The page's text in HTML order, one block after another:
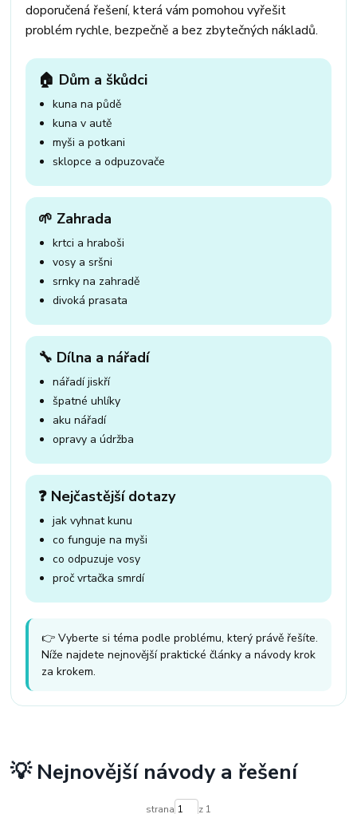
doporučená řešení, která vám pomohou vyřešit
problém rychle, bezpečně a bez zbytečných nákladů.
🏠 Dům a škůdci
kuna na půdě
kuna v autě
myši a potkani
sklopce a odpuzovače
🌱 Zahrada
krtci a hraboši
vosy a sršni
srnky na zahradě
divoká prasata
🔧 Dílna a nářadí
nářadí jiskří
špatné uhlíky
aku nářadí
opravy a údržba
❓ Nejčastější dotazy
jak vyhnat kunu
co funguje na myši
co odpuzuje vosy
proč vrtačka smrdí
👉 Vyberte si téma podle problému, který právě řešíte.
Níže najdete nejnovější praktické články a návody krok
za krokem.
💡 Nejnovější návody a řešení
strana z 1